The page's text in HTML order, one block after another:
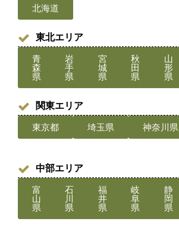
北海道
東北エリア
青
森
県
岩
手
県
宮
城
県
秋
田
県
山
形
県
関東エリア
東京都 埼玉県 神奈川県
中部エリア
富
山
県
石
川
県
福
井
県
岐
阜
県
静
岡
県